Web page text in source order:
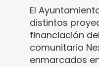
El
distintos
financiación
comunitario
enmarcados